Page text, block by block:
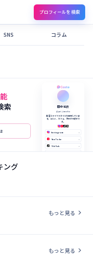
プロフィールを検索
SNS コラム
索
田中 結衣
@yui_tanaka
美容とライフスタイルを発信していま
す。コスメ、カフェ、旅行が大好きで
す。
Instagram ›
YouTube ›
TikTok ›
ング
もっと見る chevron_right
もっと見る chevron_right